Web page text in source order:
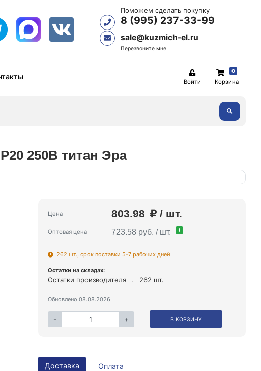
Поможем сделать покупку
8 (995) 237-33-99
sale@kuzmich-el.ru
Перезвоните мне
Войти
0
Корзина
250В титан Эра
Цена 803.98 / шт.
Оптовая цена 723.58 руб. / шт. !
262 шт., срок поставки 5-7 рабочих дней
Остатки на складах:
Остатки производителя 262 шт.
Обновлено 08.08.2026
- + В КОРЗИНУ
Доставка Оплата